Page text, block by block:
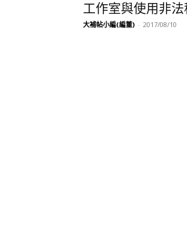
工作室與使用非
大補帖小編(編董) - 2017/08/10